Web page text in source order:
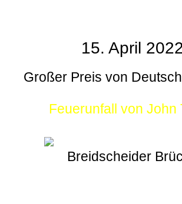
15. April
Großer Preis von
Feuerunfall von John
Breidscheider